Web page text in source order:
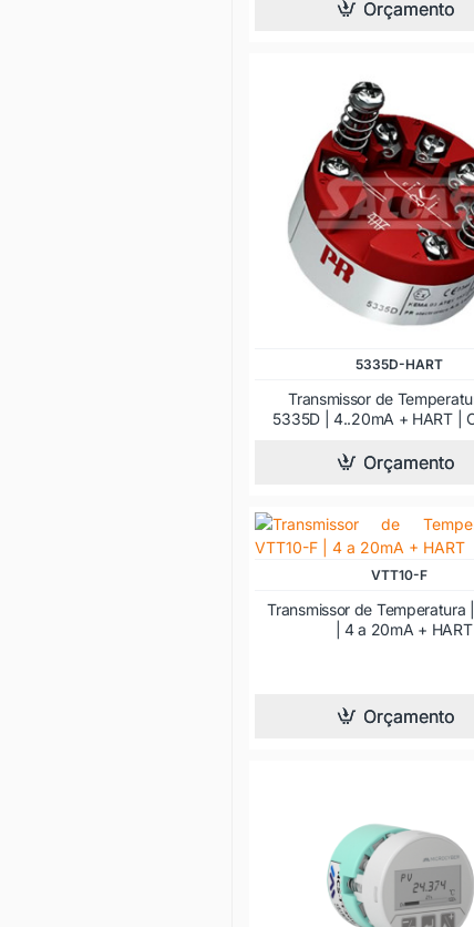
Orçamento
5335D-HART
Transmissor de
5335D | 4..20mA + HART |
Orçamento
VTT10-F
Transmissor de Temperatura
| 4 a 20mA + HART
Orçamento